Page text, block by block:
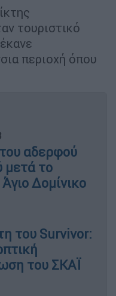
τουριστικό
περιοχή όπου
αδερφού
μετά το
Δομίνικο
του Survivor:
του ΣΚΑΪ